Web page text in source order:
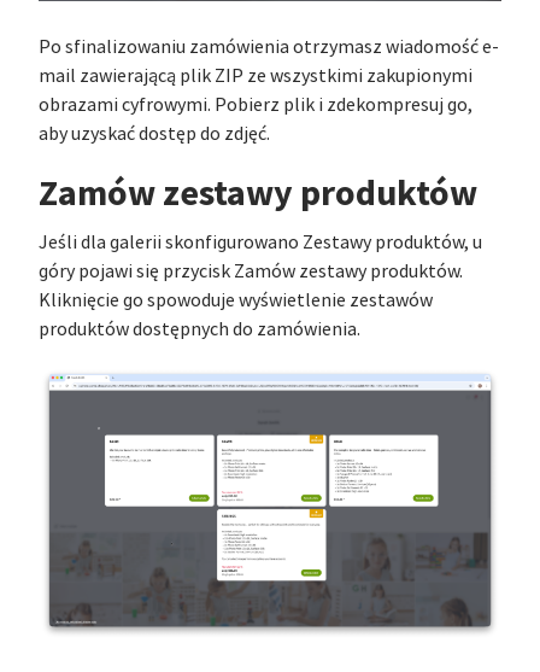
Po sfinalizowaniu zamówienia otrzymasz wiadomość e-
mail zawierającą plik ZIP ze wszystkimi zakupionymi
obrazami cyfrowymi. Pobierz plik i zdekompresuj go,
aby uzyskać dostęp do zdjęć.
Zamów zestawy produktów
Jeśli dla galerii skonfigurowano Zestawy produktów, u
góry pojawi się przycisk Zamów zestawy produktów.
Kliknięcie go spowoduje wyświetlenie zestawów
produktów dostępnych do zamówienia.